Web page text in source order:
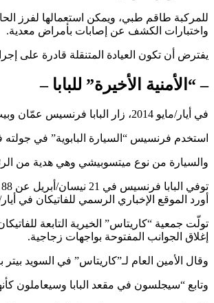
للمركبة طاقم طبي، ويمكن استعمالها لفرز
واختبارات الكشف عن إصابات بأمراض معدية.
يفترض أن تكون العيادة المتنقلة قادرة على إجراء ما يصل إلى 200 معاينة طبية يوميا، وسيجلس الأطفال في
– “الأمنية الأخيرة” للبابا –
في أيار/مايو 2014، زار البابا فرنسيس عمّان وبيت لحم والقدس، في ثاني جولة دولية له كحبر أعظم.
استخدم فرنسيس “السيارة البابوية” في
والسيارة من نوع ميتسوبيشي وهي هدية من
أورد الموقع الإخباري الرسمي للفاتيكان في
إغلاق الجوانب المفتوحة بواجهات زجاجية.
وقال الأمين العام لـ”كاريتاس” في السويد
وتابع “سيجلسون في مقعد البابا وسيعاملون